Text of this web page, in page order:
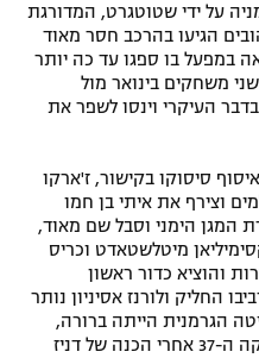
הובסה 4:1 בגרמניה על ידי שטוטגרט, המדורגת
הגיעו בהרכב חסר מאוד
במפעל בו ספגו עד כה יותר
משחקים בינואר מול
בדבר העיקרי וינסו לשפר את
סיסוקו בקישור, ז'ארקו
וצירף את איתי בן חמו
המגן הימני וסבל שם מאוד,
מיטלשטאדט וכריס
והוציא כדור ראשון
שרוי רביבו החליק ולורנז אסיניון נותר
הגרמנית הייתה ברורה,
טיאגו תומאס הכפיל בשער קל בדקה ה-37 אחרי הכנה של דניז